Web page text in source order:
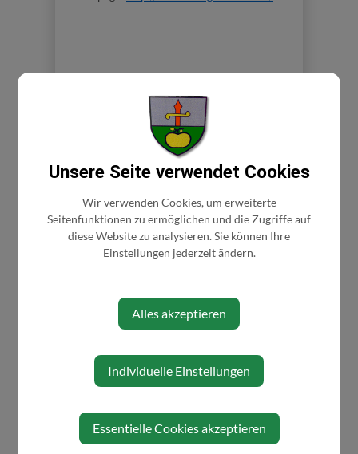
Gemeindeeinrichtungen
Kindergarten
Bauhof
Arzthaus
Polizei
Bildung
Neue Mittelschule
Volkshochschulen
Unsere Seite verwendet Cookies
Wir verwenden Cookies, um erweiterte
Seitenfunktionen zu ermöglichen und die Zugriffe auf
diese Website zu analysieren. Sie können Ihre
Einstellungen jederzeit ändern.
Alles akzeptieren
Individuelle Einstellungen
Essentielle Cookies akzeptieren